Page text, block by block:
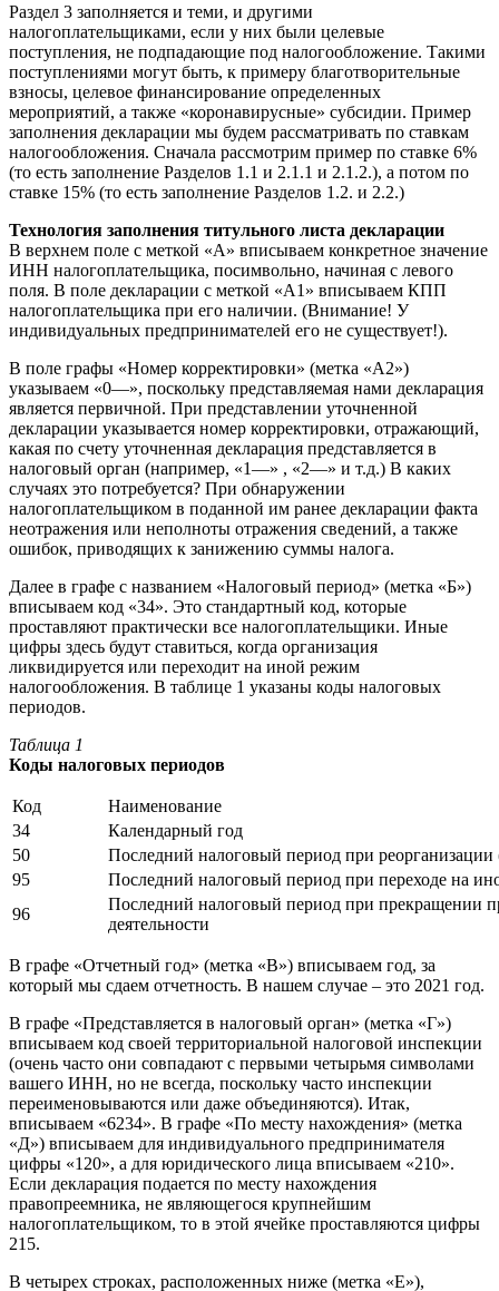
Раздел 3 заполняется и теми, и другими
налогоплательщиками, если у них были целевые
поступления, не подпадающие под налогообложение. Такими
поступлениями могут быть, к примеру благотворительные
взносы, целевое финансирование определенных
мероприятий, а также «коронавирусные» субсидии. Пример
заполнения декларации мы будем рассматривать по ставкам
налогообложения. Сначала рассмотрим пример по ставке 6%
(то есть заполнение Разделов 1.1 и 2.1.1 и 2.1.2.), а потом по
ставке 15% (то есть заполнение Разделов 1.2. и 2.2.)
Технология заполнения титульного листа декларации
В верхнем поле с меткой «А» вписываем конкретное значение
ИНН налогоплательщика, посимвольно, начиная с левого
поля. В поле декларации с меткой «А1» вписываем КПП
налогоплательщика при его наличии. (Внимание! У
индивидуальных предпринимателей его не существует!).
В поле графы «Номер корректировки» (метка «А2»)
указываем «0—», поскольку представляемая нами декларация
является первичной. При представлении уточненной
декларации указывается номер корректировки, отражающий,
какая по счету уточненная декларация представляется в
налоговый орган (например, «1—» , «2—» и т.д.) В каких
случаях это потребуется? При обнаружении
налогоплательщиком в поданной им ранее декларации факта
неотражения или неполноты отражения сведений, а также
ошибок, приводящих к занижению суммы налога.
Далее в графе с названием «Налоговый период» (метка «Б»)
вписываем код «34». Это стандартный код, которые
проставляют практически все налогоплательщики. Иные
цифры здесь будут ставиться, когда организация
ликвидируется или переходит на иной режим
налогообложения. В таблице 1 указаны коды налоговых
периодов.
Таблица 1
Коды налоговых периодов
Код
Наименование
34
Календарный год
50
Последний налоговый период при
95
Последний налоговый период при переходе на
96
Последний налоговый период при прекращении
деятельности
В графе «Отчетный год» (метка «В») вписываем год, за
который мы сдаем отчетность. В нашем случае – это 2021 год.
В графе «Представляется в налоговый орган» (метка «Г»)
вписываем код своей территориальной налоговой инспекции
(очень часто они совпадают с первыми четырьмя символами
вашего ИНН, но не всегда, поскольку часто инспекции
переименовываются или даже объединяются). Итак,
вписываем «6234». В графе «По месту нахождения» (метка
«Д») вписываем для индивидуального предпринимателя
цифры «120», а для юридического лица вписываем «210».
Если декларация подается по месту нахождения
правопреемника, не являющегося крупнейшим
налогоплательщиком, то в этой ячейке проставляются цифры
215.
В четырех строках, расположенных ниже (метка «Е»),